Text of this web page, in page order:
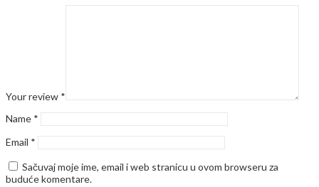
Your review *
Name *
Email *
Sačuvaj moje ime, email i web stranicu u ovom browseru za
buduće komentare.